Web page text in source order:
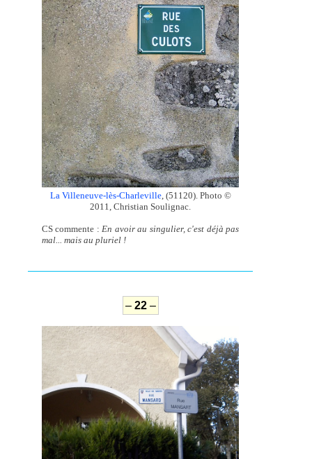
La Villeneuve-lès-Charleville, (51120). Photo ©
2011, Christian Soulignac.
CS commente :En avoir au singulier, c'est déjà pas
mal... mais au pluriel !
– 22–